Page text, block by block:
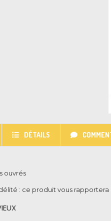
DÉTAILS
ouvrés
: ce produit vous rapportera